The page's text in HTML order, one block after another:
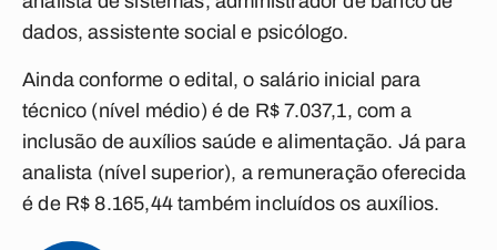
dados, assistente social e psicólogo.
Ainda conforme o edital, o salário inicial para
técnico (nível médio) é de R$ 7.037,1, com a
inclusão de auxílios saúde e alimentação. Já para
analista (nível superior), a remuneração oferecida
é de R$ 8.165,44 também incluídos os auxílios.